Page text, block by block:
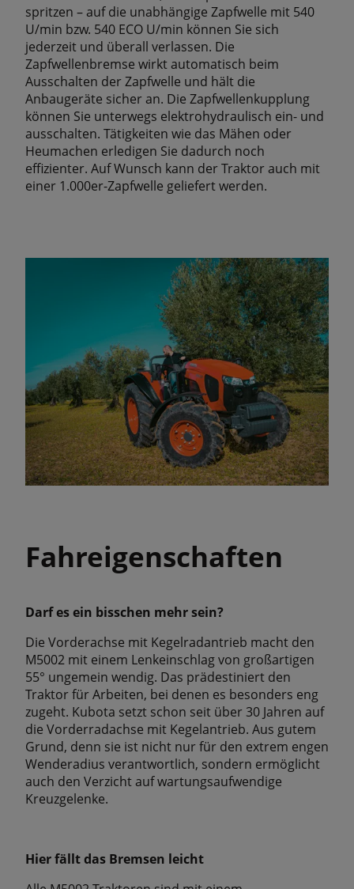
spritzen – auf die unabhängige Zapfwelle mit 540
U/min bzw. 540 ECO U/min können Sie sich
jederzeit und überall verlassen. Die
Zapfwellenbremse wirkt automatisch beim
Ausschalten der Zapfwelle und hält die
Anbaugeräte sicher an. Die Zapfwellenkupplung
können Sie unterwegs elektrohydraulisch ein- und
ausschalten. Tätigkeiten wie das Mähen oder
Heumachen erledigen Sie dadurch noch
efﬁzienter. Auf Wunsch kann der Traktor auch mit
einer 1.000er-Zapfwelle geliefert werden.
Fahreigenschaften
Darf es ein bisschen mehr sein?
Die Vorderachse mit Kegelradantrieb macht den
M5002 mit einem Lenkeinschlag von großartigen
55° ungemein wendig. Das prädestiniert den
Traktor für Arbeiten, bei denen es besonders eng
zugeht. Kubota setzt schon seit über 30 Jahren auf
die Vorderradachse mit Kegelantrieb. Aus gutem
Grund, denn sie ist nicht nur für den extrem engen
Wenderadius verantwortlich, sondern ermöglicht
auch den Verzicht auf wartungsaufwendige
Kreuzgelenke.
Hier fällt das Bremsen leicht